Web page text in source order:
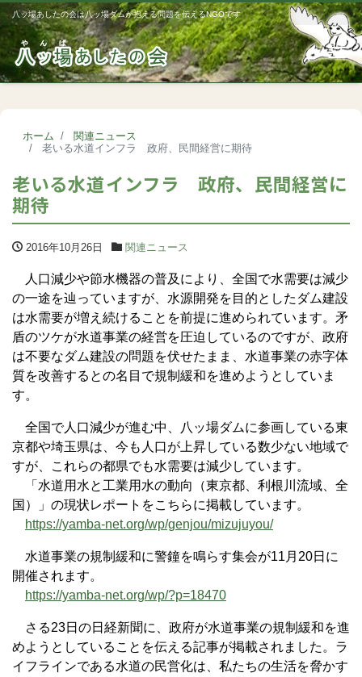
八ッ場あしたの会は八ッ場ダムが抱える問題を伝えるNGOです
ホーム
関連ニュース
老いる水道インフラ 政府、民間経営に期待
老いる水道インフラ 政府、民間経営に
期待
2016年10月26日 関連ニュース
人口減少や節水機器の普及により、全国で水需要は減少
の一途を辿っていますが、水源開発を目的としたダム建設
は水需要が増え続けることを前提に進められています。矛
盾のツケが水道事業の経営を圧迫しているのですが、政府
は不要なダム建設の問題を伏せたまま、水道事業の赤字体
質を改善するとの名目で規制緩和を進めようとしていま
す。
全国で人口減少が進む中、八ッ場ダムに参画している東
京都や埼玉県は、今も人口が上昇している数少ない地域で
すが、これらの都県でも水需要は減少しています。
「水道用水と工業用水の動向（東京都、利根川流域、全
国）」の現状レポートをこちらに掲載しています。
https://yamba-net.org/wp/genjou/mizujuyou/
水道事業の規制緩和に警鐘を鳴らす集会が11月20日に
開催されます。
https://yamba-net.org/wp/?p=18470
さる23日の日経新聞に、政府が水道事業の規制緩和を進
めようとしていることを伝える記事が掲載されました。ラ
イフラインである水道の民営化は、私たちの生活を脅かす